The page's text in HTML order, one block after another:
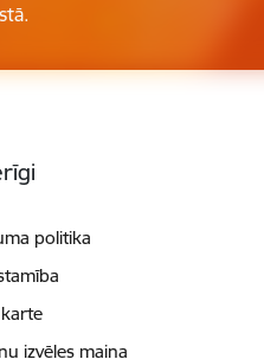
politika
izvēles maiņa